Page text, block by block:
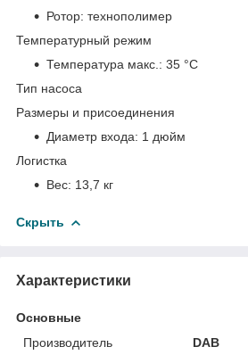
Ротор: технополимер
Температурный режим
Температура макс.: 35 °С
Тип насоса
Размеры и присоединения
Диаметр входа: 1 дюйм
Логистка
Вес: 13,7 кг
Скрыть
Характеристики
Основные
Производитель
DAB